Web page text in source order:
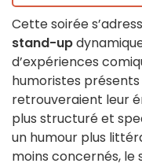
Cette soirée
stand-up
d’expériences
humoristes présents
retrouveraient leur
plus structuré et
un humour plus
moins concernés,